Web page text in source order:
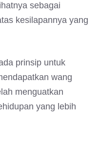
sebagai
kesilapannya yang
prinsip untuk
wang
menguatkan
yang lebih